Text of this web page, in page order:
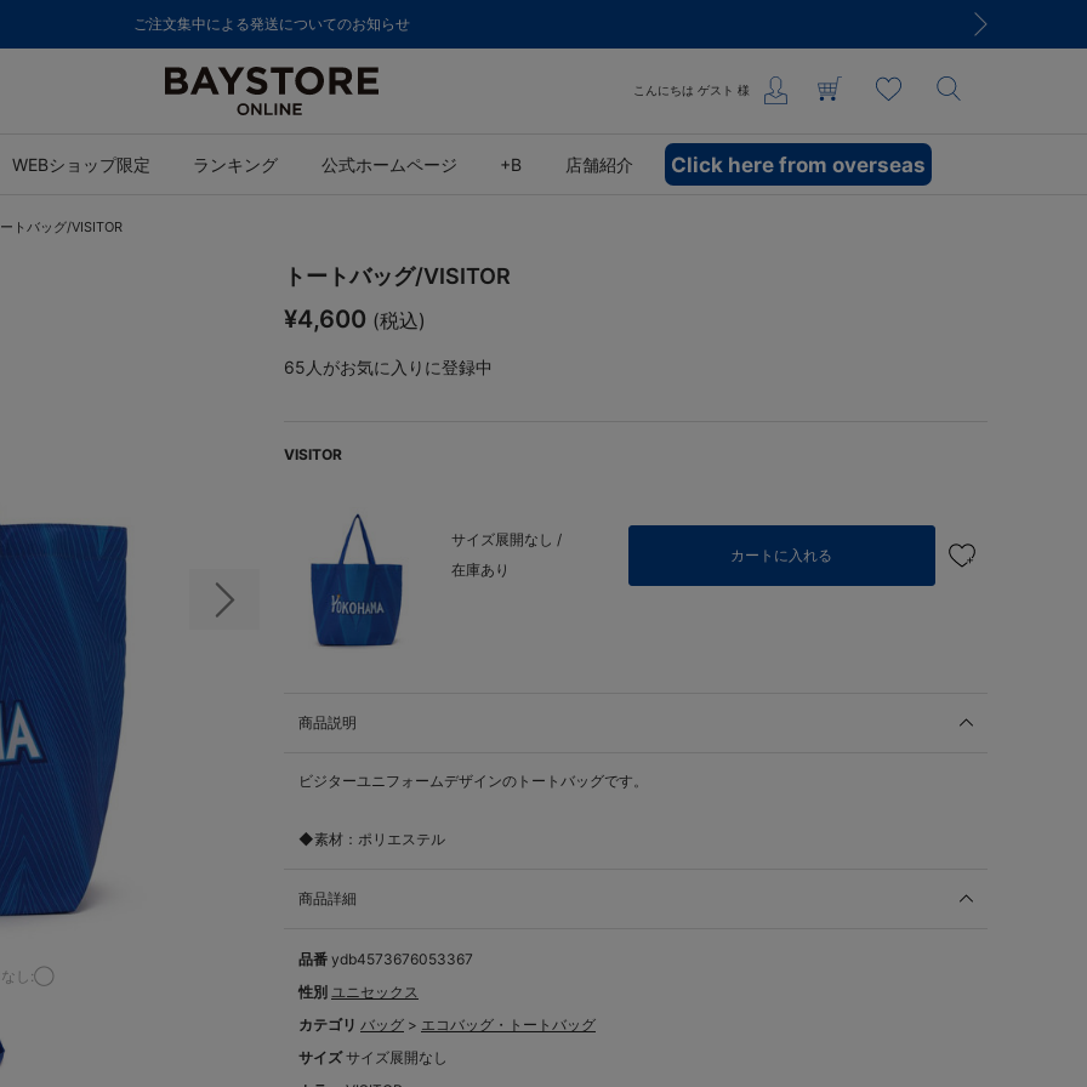
ご注文集中による発送についてのお知らせ
こんにちは ゲスト 様
WEBショップ限定 ランキング 公式ホームページ +B 店舗紹介 Click here from overseas
トバッグ/VISITOR
次の画像
なし:◯
トートバッグ/VISITOR
¥4,600 (税込)
65 人がお気に入りに登録中
VISITOR
サイズ展開なし /
在庫あり
カートに入れる
商品説明
ビジターユニフォームデザインのトートバッグです。
◆素材：ポリエステル
商品詳細
品番 ydb4573676053367
性別 ユニセックス
カテゴリ バッグ > エコバッグ・トートバッグ
サイズ サイズ展開なし